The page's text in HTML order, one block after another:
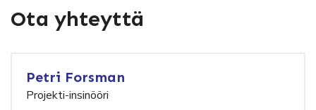
Ota yhteyttä
Petri Forsman
Projekti-insinööri